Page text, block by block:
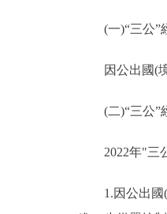
(一)“三公”
因公出國(境)
(二)“三公”經
2022年"三公
1.因公出國(